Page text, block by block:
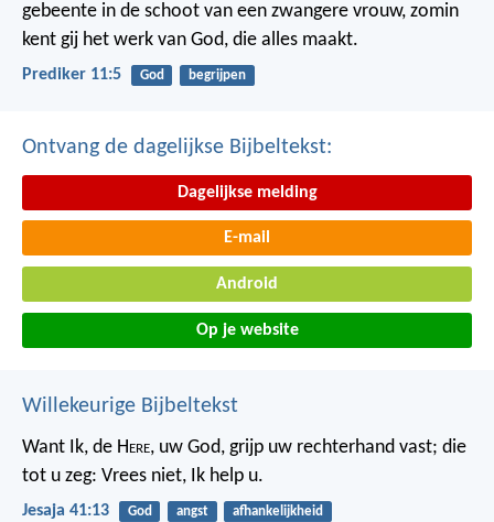
gebeente in de schoot van een zwangere vrouw, zomin
kent gij het werk van God, die alles maakt.
Prediker 11:5 God begrijpen
Ontvang de dagelijkse Bijbeltekst:
Dagelijkse melding
E-mail
Android
Op je website
Willekeurige Bijbeltekst
Want Ik, de Here, uw God, grijp uw rechterhand vast; die
tot u zeg: Vrees niet, Ik help u.
Jesaja 41:13 God angst afhankelijkheid